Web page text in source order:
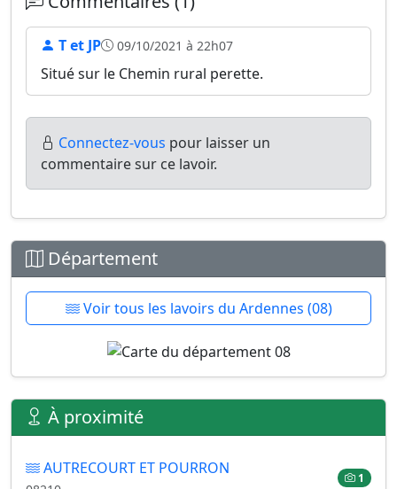
T et JP 09/10/2021 à 22h07
Situé sur le Chemin rural perette.
Connectez-vous pour laisser un
commentaire sur ce lavoir.
Département
Voir tous les lavoirs du Ardennes (08)
À proximité
AUTRECOURT ET POURRON
1